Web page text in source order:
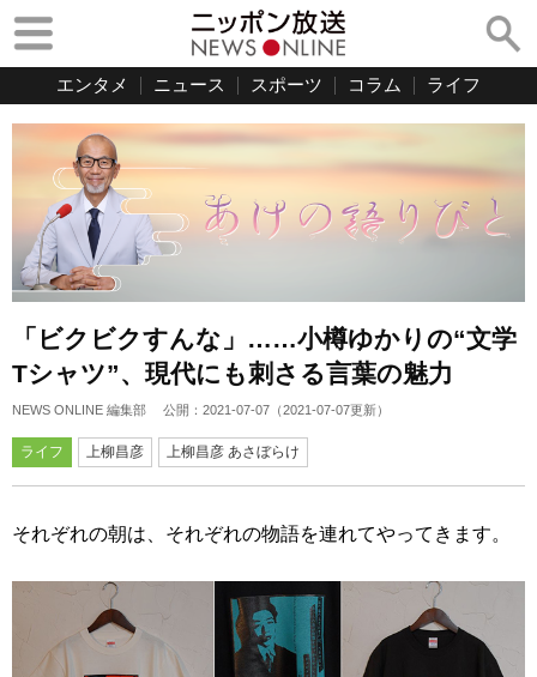
エンタメ ニュース スポーツ コラム ライフ
「ビクビクすんな」……小樽ゆかりの“文学
Tシャツ”、現代にも刺さる言葉の魅力
NEWS ONLINE 編集部 公開： 2021-07-07 （2021-07-07更新）
ライフ 上柳昌彦 上柳昌彦 あさぼらけ
それぞれの朝は、それぞれの物語を連れてやってきます。